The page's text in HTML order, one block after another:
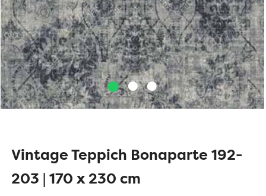
Vintage Teppich Bonaparte 192-
203 | 170 x 230 cm